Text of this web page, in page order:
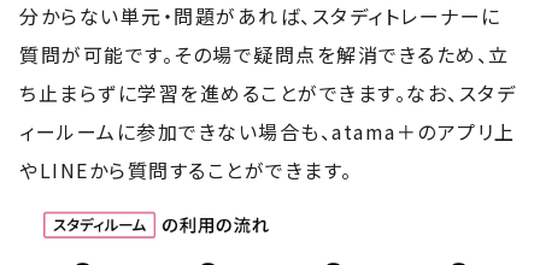
分からない単元・問題があれば、スタディトレーナーに
質問が可能です。その場で疑問点を解消できるため、立
ち止まらずに学習を進めることができます。なお、スタデ
ィールームに参加できない場合も、atama＋のアプリ上
やLINEから質問することができます。